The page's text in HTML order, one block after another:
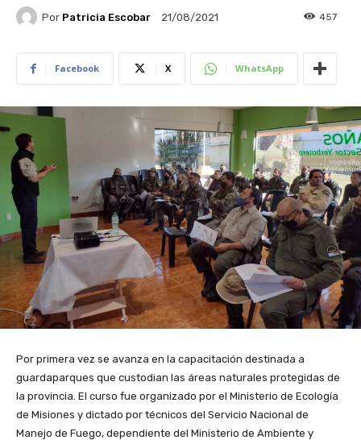
Por Patricia Escobar 21/08/2021 457
Facebook X WhatsApp
Por primera vez se avanza en la capacitación destinada a
guardaparques que custodian las áreas naturales protegidas de
la provincia. El curso fue organizado por el Ministerio de Ecología
de Misiones y dictado por técnicos del Servicio Nacional de
Manejo de Fuego, dependiente del Ministerio de Ambiente y